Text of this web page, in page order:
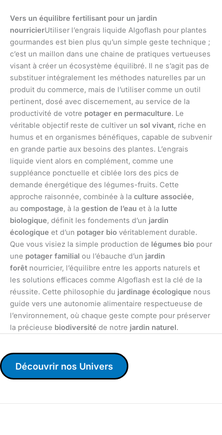
Vers un équilibre fertilisant pour un jardin
nourricierUtiliser l’engrais liquide Algoflash pour plantes
gourmandes est bien plus qu’un simple geste technique ;
c’est un maillon dans une chaine de pratiques vertueuses
visant à créer un écosystème équilibré. Il ne s’agit pas de
substituer intégralement les méthodes naturelles par un
produit du commerce, mais de l’utiliser comme un outil
pertinent, dosé avec discernement, au service de la
productivité de votre potager en permaculture. Le
véritable objectif reste de cultiver un sol vivant, riche en
humus et en organismes bénéfiques, capable de subvenir
en grande partie aux besoins des plantes. L’engrais
liquide vient alors en complément, comme une
suppléance ponctuelle et ciblée lors des pics de
demande énergétique des légumes-fruits. Cette
approche raisonnée, combinée à la culture associée,
au compostage, à la gestion de l’eau et à la lutte
biologique, définit les fondements d’un jardin
écologique et d’un potager bio véritablement durable.
Que vous visiez la simple production de légumes bio pour
une potager familial ou l’ébauche d’un jardin
forêt nourricier, l’équilibre entre les apports naturels et
les solutions efficaces comme Algoflash est la clé de la
réussite. Cette philosophie du jardinage écologique nous
guide vers une autonomie alimentaire respectueuse de
l’environnement, où chaque geste compte pour préserver
la précieuse biodiversité de notre jardin naturel.
Découvrir nos Univers